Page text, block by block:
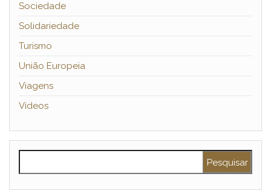
Sociedade
Solidariedade
Turismo
União Europeia
Viagens
Vídeos